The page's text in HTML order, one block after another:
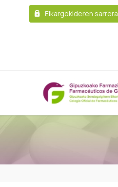
Elkargokideren sarrera